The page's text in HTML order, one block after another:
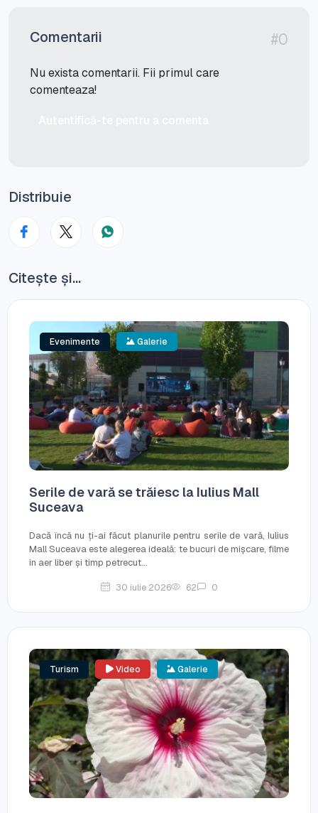
Comentarii #0
Nu exista comentarii. Fii primul care
comenteaza!
Distribuie
Citește și...
Evenimente Galerie
Serile de vară se trăiesc la Iulius Mall
Suceava
Dacă încă nu ți-ai făcut planurile pentru serile de vară, Iulius
Mall Suceava este alegerea ideală: te bucuri de mișcare, filme
în aer liber și timp petrecut...
30 iulie 2026 62 0
Turism Video Galerie